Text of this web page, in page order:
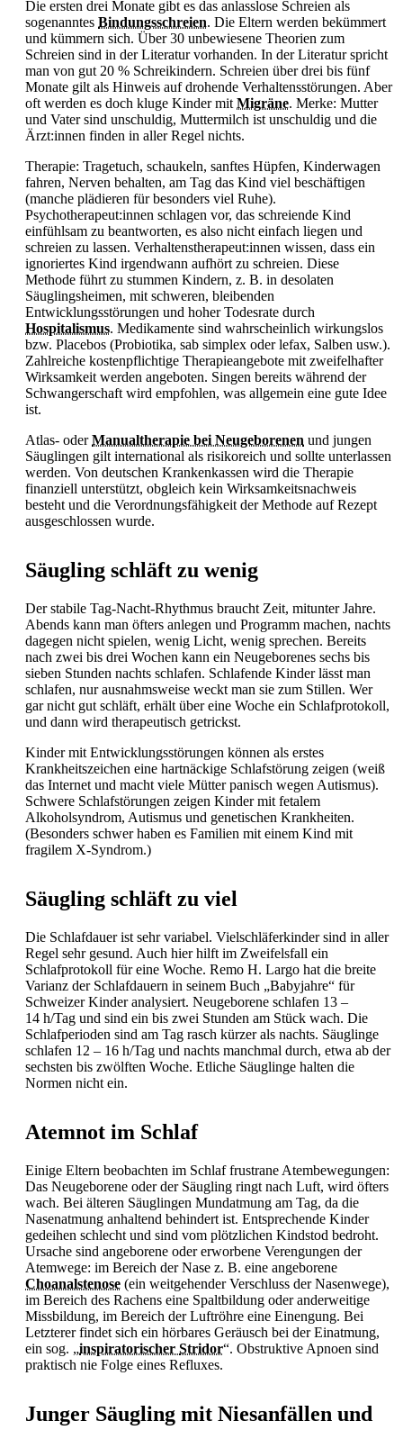
Die ersten drei Monate gibt es das anlasslose Schreien als
sogenanntes Bindungsschreien. Die Eltern werden bekümmert
und kümmern sich. Über 30 unbewiesene Theorien zum
Schreien sind in der Literatur vorhanden. In der Literatur spricht
man von gut 20 % Schreikindern. Schreien über drei bis fünf
Monate gilt als Hinweis auf drohende Verhaltensstörungen. Aber
oft werden es doch kluge Kinder mit Migräne. Merke: Mutter
und Vater sind unschuldig, Muttermilch ist unschuldig und die
Ärzt:innen finden in aller Regel nichts.
Therapie: Tragetuch, schaukeln, sanftes Hüpfen, Kinderwagen
fahren, Nerven behalten, am Tag das Kind viel beschäftigen
(manche plädieren für besonders viel Ruhe).
Psychotherapeut:innen schlagen vor, das schreiende Kind
einfühlsam zu beantworten, es also nicht einfach liegen und
schreien zu lassen. Verhaltenstherapeut:innen wissen, dass ein
ignoriertes Kind irgendwann aufhört zu schreien. Diese
Methode führt zu stummen Kindern, z. B. in desolaten
Säuglingsheimen, mit schweren, bleibenden
Entwicklungsstörungen und hoher Todesrate durch
Hospitalismus. Medikamente sind wahrscheinlich wirkungslos
bzw. Placebos (Probiotika, sab simplex oder lefax, Salben usw.).
Zahlreiche kostenpflichtige Therapieangebote mit zweifelhafter
Wirksamkeit werden angeboten. Singen bereits während der
Schwangerschaft wird empfohlen, was allgemein eine gute Idee
ist.
Atlas- oderManualtherapie bei Neugeborenen und jungen
Säuglingen gilt international als risikoreich und sollte unterlassen
werden. Von deutschen Krankenkassen wird die Therapie
finanziell unterstützt, obgleich kein Wirksamkeitsnachweis
besteht und die Verordnungsfähigkeit der Methode auf Rezept
ausgeschlossen wurde.
Säugling schläft zu wenig
Der stabile Tag-Nacht-Rhythmus braucht Zeit, mitunter Jahre.
Abends kann man öfters anlegen und Programm machen, nachts
dagegen nicht spielen, wenig Licht, wenig sprechen. Bereits
nach zwei bis drei Wochen kann ein Neugeborenes sechs bis
sieben Stunden nachts schlafen. Schlafende Kinder lässt man
schlafen, nur ausnahmsweise weckt man sie zum Stillen. Wer
gar nicht gut schläft, erhält über eine Woche ein Schlafprotokoll,
und dann wird therapeutisch getrickst.
Kinder mit Entwicklungsstörungen können als erstes
Krankheitszeichen eine hartnäckige Schlafstörung zeigen (weiß
das Internet und macht viele Mütter panisch wegen Autismus).
Schwere Schlafstörungen zeigen Kinder mit fetalem
Alkoholsyndrom, Autismus und genetischen Krankheiten.
(Besonders schwer haben es Familien mit einem Kind mit
fragilem X-Syndrom.)
Säugling schläft zu viel
Die Schlafdauer ist sehr variabel. Vielschläferkinder sind in aller
Regel sehr gesund. Auch hier hilft im Zweifelsfall ein
Schlafprotokoll für eine Woche. Remo H. Largo hat die breite
Varianz der Schlafdauern in seinem Buch „Babyjahre“ für
Schweizer Kinder analysiert. Neugeborene schlafen 13 –
14 h/Tag und sind ein bis zwei Stunden am Stück wach. Die
Schlafperioden sind am Tag rasch kürzer als nachts. Säuglinge
schlafen 12 – 16 h/Tag und nachts manchmal durch, etwa ab der
sechsten bis zwölften Woche. Etliche Säuglinge halten die
Normen nicht ein.
Atemnot im Schlaf
Einige Eltern beobachten im Schlaf frustrane Atembewegungen:
Das Neugeborene oder der Säugling ringt nach Luft, wird öfters
wach. Bei älteren Säuglingen Mundatmung am Tag, da die
Nasenatmung anhaltend behindert ist. Entsprechende Kinder
gedeihen schlecht und sind vom plötzlichen Kindstod bedroht.
Ursache sind angeborene oder erworbene Verengungen der
Atemwege: im Bereich der Nase z. B. eine angeborene
Choanalstenose (ein weitgehender Verschluss der Nasenwege),
im Bereich des Rachens eine Spaltbildung oder anderweitige
Missbildung, im Bereich der Luftröhre eine Einengung. Bei
Letzterer findet sich ein hörbares Geräusch bei der Einatmung,
ein sog. „inspiratorischer Stridor“. Obstruktive Apnoen sind
praktisch nie Folge eines Refluxes.
Junger Säugling mit Niesanfällen und